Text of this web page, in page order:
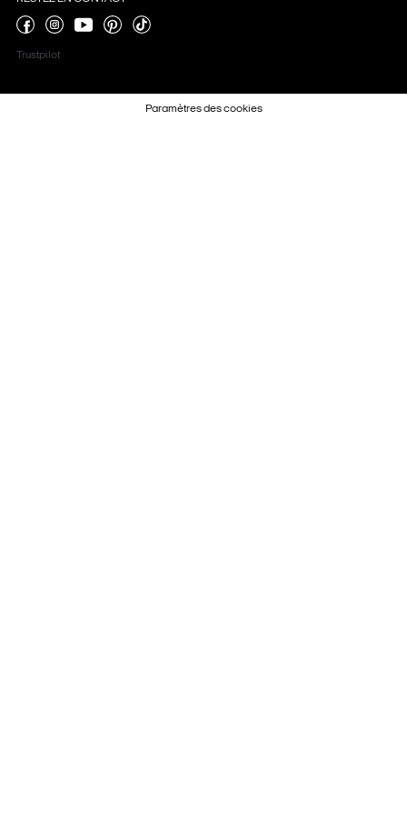
Trustpilot
Paramètres des cookies